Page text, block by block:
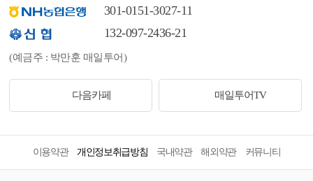
301-0151-3027-11
132-097-2436-21
(예금주 : 박만훈 매일투어)
다음카페 매일투어TV
이용약관 개인정보취급방침 국내약관 해외약관 커뮤니티